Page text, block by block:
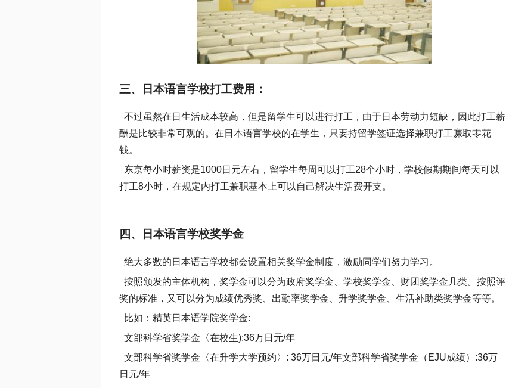
三、日本语言学校打工费用：
不过虽然在日生活成本较高，但是留学生可以进行打工，由于日本劳动力短缺，因此打工薪
酬是比较非常可观的。在日本语言学校的在学生，只要持留学签证选择兼职打工赚取零花
钱。
东京每小时薪资是1000日元左右，留学生每周可以打工28个小时，学校假期期间每天可以
打工8小时，在规定内打工兼职基本上可以自己解决生活费开支。
四、日本语言学校奖学金
绝大多数的日本语言学校都会设置相关奖学金制度，激励同学们努力学习。
按照颁发的主体机构，奖学金可以分为政府奖学金、学校奖学金、财团奖学金几类。按照评
奖的标准，又可以分为成绩优秀奖、出勤率奖学金、升学奖学金、生活补助类奖学金等等。
比如：精英日本语学院奖学金:
文部科学省奖学金〈在校生):36万日元/年
文部科学省奖学金〈在升学大学预约〉: 36万日元/年文部科学省奖学金（EJU成绩）:36万
日元/年